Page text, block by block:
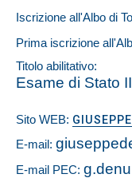
Iscrizione all'Albo di
Prima iscrizione
Titolo abilitativo:
Esame di Stato
Sito WEB:
E-mail:
E-mail PEC: